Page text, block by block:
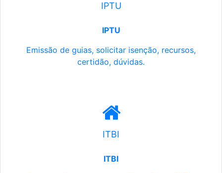
IPTU
IPTU
Emissão de guias, solicitar isenção, recursos,
certidão, dúvidas.
ITBI
ITBI